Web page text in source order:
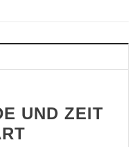
UND ZEIT